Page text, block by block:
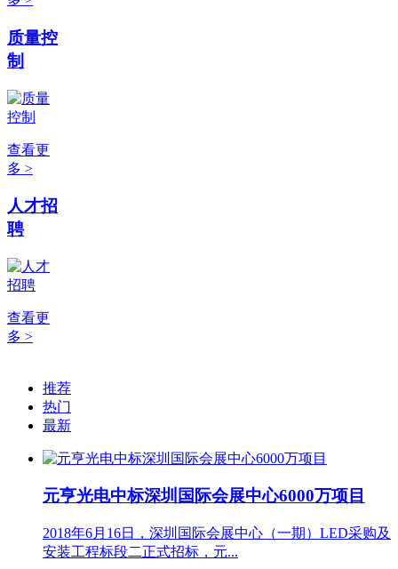
质量控
制
查看更
多 >
人才招
聘
查看更
多 >
推荐
热门
最新
元亨光电中标深圳国际会展中心6000万项目
2018年6月16日，深圳国际会展中心（一期）LED采购及
安装工程标段二正式招标，元...